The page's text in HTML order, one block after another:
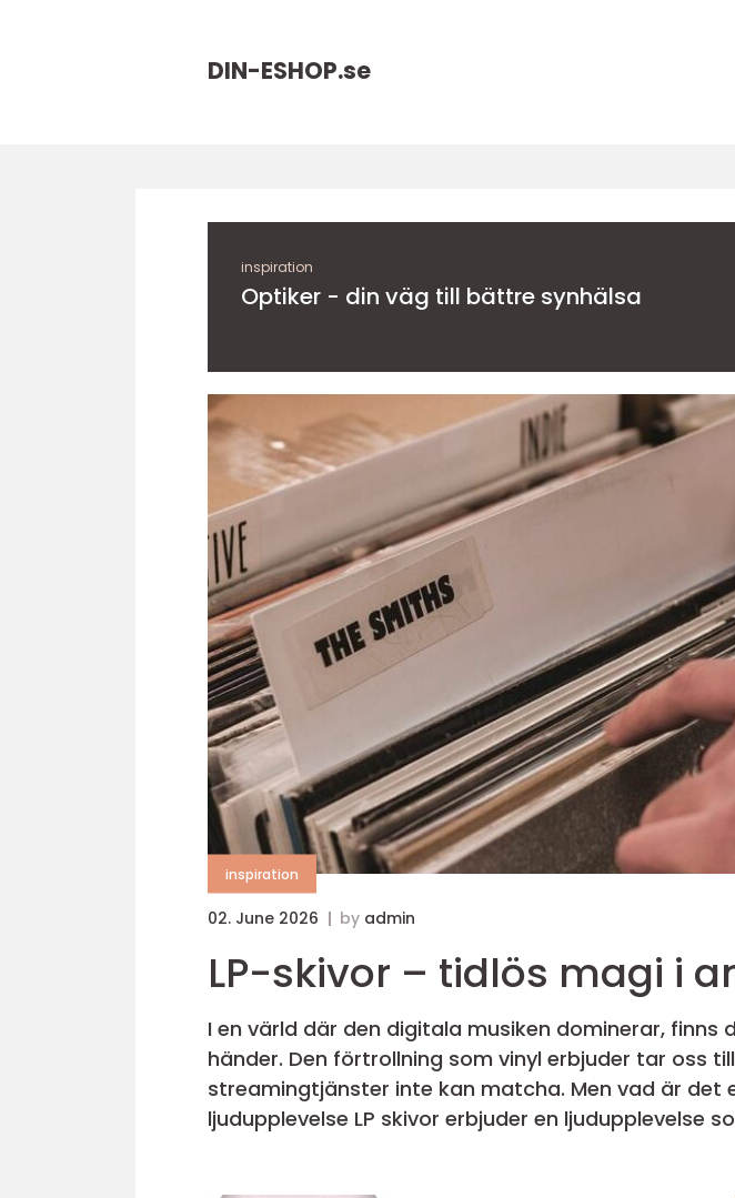
DIN-ESHOP.se
inspiration
Optiker - din väg till bättre synhälsa
inspiration
02. June 2026 by admin
LP-skivor – tidlös magi i
I en värld där den digitala musiken dominerar,
händer. Den förtrollning som vinyl erbjuder tar oss
streamingtjänster inte kan matcha. Men vad är det
ljudupplevelse LP skivor erbjuder en ljudupplevelse